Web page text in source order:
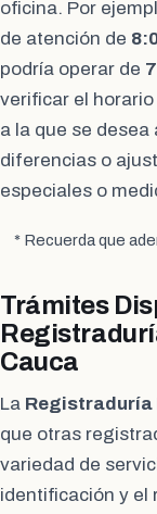
oficina. Por
de atención de
podría operar de
verificar el
a la que se
diferencias o
especiales o
* Recuerda que
Trámites
Cauca
La Registraduría
que otras
variedad de
identificación y el